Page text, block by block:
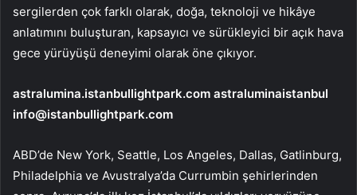
sergilerden çok farklı olarak, doğa, teknoloji ve hikâye
anlatımını buluşturan, kapsayıcı ve sürükleyici bir açık hava
gece yürüyüşü deneyimi olarak öne çıkıyor.
astralumina.istanbullightpark.com astraluminaistanbul
info@istanbullightpark.com
ABD’de New York, Seattle, Los Angeles, Dallas, Gatlinburg,
Philadelphia ve Avustralya’da Currumbin şehirlerinden